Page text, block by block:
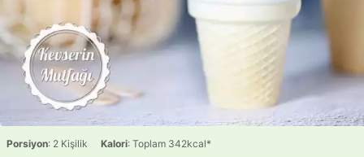
Porsiyon: 2 Kişilik Kalori: Toplam 342kcal*